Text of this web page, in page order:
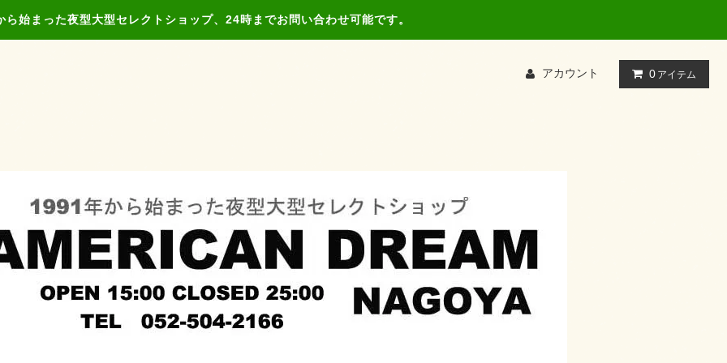
ら始まった夜型大型セレクトショップ、24時までお問い合わせ可能です。
アカウント 0 アイテム